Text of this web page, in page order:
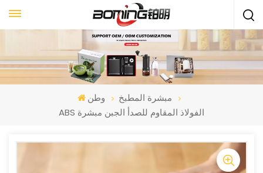
وطن
مبشرة المطبخ
ABS الفولاذ المقاوم للصدأ الجبن مبشرة